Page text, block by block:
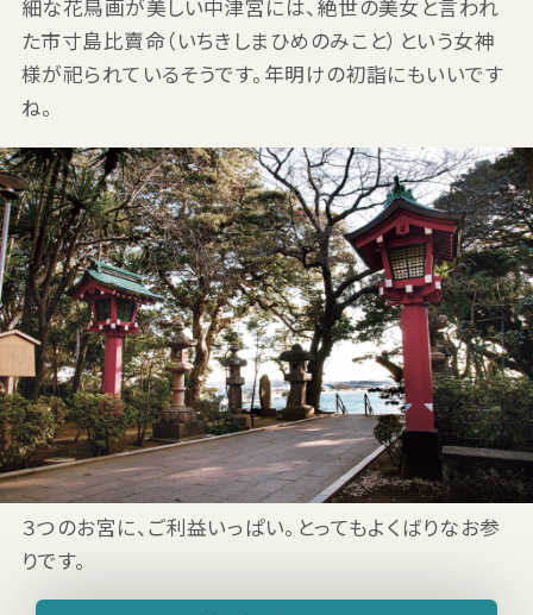
細な花鳥画が美しい中津宮には、絶世の美女と言われ
た市寸島比賣命（いちきしまひめのみこと）という女神
様が祀られているそうです。年明けの初詣にもいいです
ね。
３つのお宮に、ご利益いっぱい。とってもよくばりなお参
りです。